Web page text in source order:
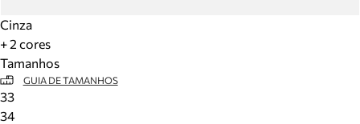
Cinza
+ 2 cores
Tamanhos
GUIA DE TAMANHOS
33
34